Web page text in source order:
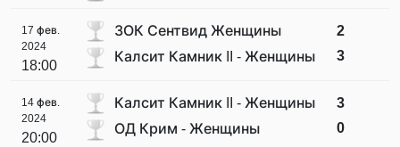
17 фев.
2024
18:00
ЗОК Сентвид Женщины
Калсит Камник II - Женщины
2
3
14 фев.
2024
20:00
Калсит Камник II - Женщины
ОД Крим - Женщины
3
0